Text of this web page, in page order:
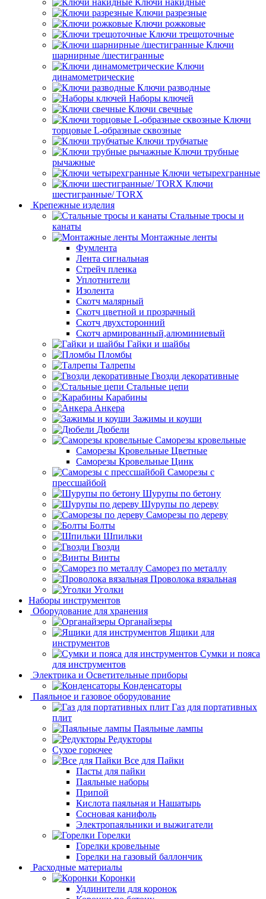
Ключи накидные
Ключи разрезные
Ключи рожковые
Ключи трещоточные
Ключи
шарнирные /шестигранные
Ключи
динамометрические
Ключи разводные
Наборы ключей
Ключи свечные
Ключи
торцовые L-образные сквозные
Ключи трубчатые
Ключи трубные
рычажные
Ключи четырехгранные
Ключи
шестигранные/ TORX
Крепежные изделия
Стальные тросы и
канаты
Монтажные ленты
Фумлента
Лента сигнальная
Стрейч пленка
Уплотнители
Изолента
Скотч малярный
Скотч цветной и прозрачный
Скотч двухсторонний
Скотч армированный,алюминиевый
Гайки и шайбы
Пломбы
Талрепы
Гвозди декоративные
Стальные цепи
Карабины
Анкера
Зажимы и коуши
Дюбели
Саморезы кровельные
Саморезы Кровельные Цветные
Саморезы Кровельные Цинк
Саморезы с
прессшайбой
Шурупы по бетону
Шурупы по дереву
Саморезы по дереву
Болты
Шпильки
Гвозди
Винты
Саморез по металлу
Проволока вязальная
Уголки
Наборы инструментов
Оборудование для хранения
Органайзеры
Ящики для
инструментов
Сумки и пояса
для инструментов
Электрика и Осветительные приборы
Конденсаторы
Паяльное и газовое оборудование
Газ для портативных
плит
Паяльные лампы
Редукторы
Сухое горючее
Все для Пайки
Пасты для пайки
Паяльные наборы
Припой
Кислота паяльная и Нашатырь
Сосновая канифоль
Электропаяльники и выжигатели
Горелки
Горелки кровельные
Горелки на газовый баллончик
Расходные материалы
Коронки
Удлинители для коронок